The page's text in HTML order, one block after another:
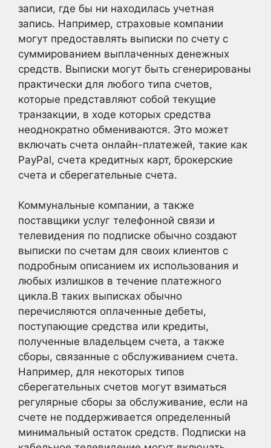
записи, где бы ни находилась учетная
запись. Например, страховые компании
могут предоставлять выписки по счету с
суммированием выплаченных денежных
средств. Выписки могут быть сгенерированы
практически для любого типа счетов,
которые представляют собой текущие
транзакции, в ходе которых средства
неоднократно обмениваются. Это может
включать счета онлайн-платежей, такие как
PayPal, счета кредитных карт, брокерские
счета и сберегательные счета.
Коммунальные компании, а также
поставщики услуг телефонной связи и
телевидения по подписке обычно создают
выписки по счетам для своих клиентов с
подробным описанием их использования и
любых излишков в течение платежного
цикла.В таких выписках обычно
перечисляются оплаченные дебеты,
поступающие средства или кредиты,
полученные владельцем счета, а также
сборы, связанные с обслуживанием счета.
Например, для некоторых типов
сберегательных счетов могут взиматься
регулярные сборы за обслуживание, если на
счете не поддерживается определенный
минимальный остаток средств. Подписки на